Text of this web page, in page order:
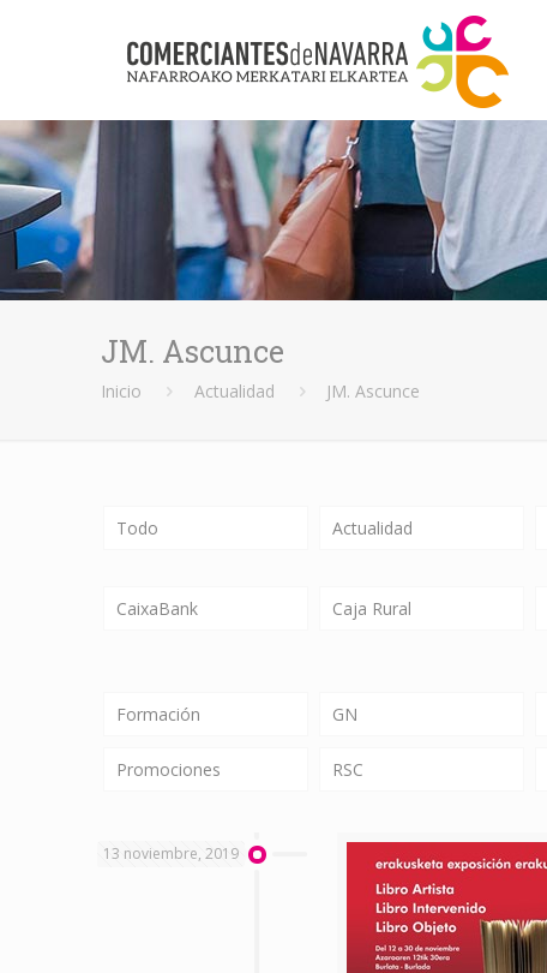
JM. Ascunce
Inicio Actualidad JM. Ascunce
Todo Actualidad
CaixaBank Caja Rural
Formación GN
Promociones RSC
13 noviembre, 2019